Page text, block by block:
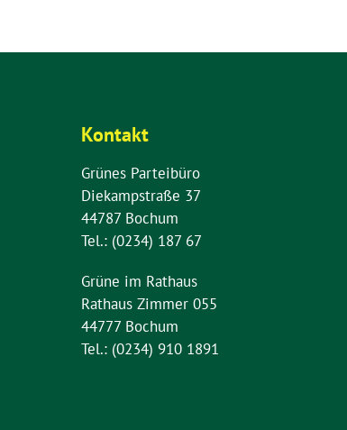
Kontakt
Grünes Parteibüro
Diekampstraße 37
44787 Bochum
Tel.: (0234) 187 67
Grüne im Rathaus
Rathaus Zimmer 055
44777 Bochum
Tel.: (0234) 910 1891